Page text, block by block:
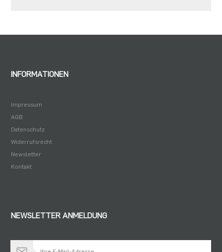
INFORMATIONEN
Impressum
AGB
Datenschutz
Widerrufsrecht
Newsletter
Kontakt
NEWSLETTER ANMELDUNG